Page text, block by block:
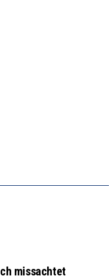
missachtet